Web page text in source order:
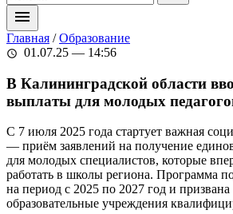
menu
Главная /Образование
schedule 01.07.25 — 14:56
В Калининградской области
выплаты для молодых
С 7 июля 2025 года стартует важная
— приём заявлений на получение
для молодых специалистов, которые
работать в школы региона. Программа
на период с 2025 по 2027 год и призвана
образовательные учреждения